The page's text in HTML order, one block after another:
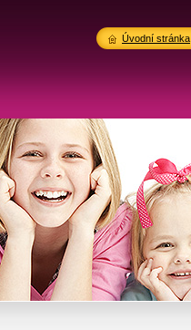
Úvodní stránka